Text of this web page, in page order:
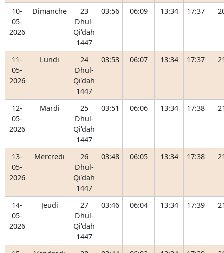
10-
05-
2026
Dimanche
23
Dhul-
Qiʿdah
1447
03:56 06:09 13:34 17:37
11-
05-
2026
Lundi
24
Dhul-
Qiʿdah
1447
03:53 06:07 13:34 17:37
12-
05-
2026
Mardi
25
Dhul-
Qiʿdah
1447
03:51 06:06 13:34 17:38
13-
05-
2026
Mercredi
26
Dhul-
Qiʿdah
1447
03:48 06:05 13:34 17:38
14-
05-
2026
Jeudi
27
Dhul-
Qiʿdah
1447
03:46 06:04 13:34 17:39